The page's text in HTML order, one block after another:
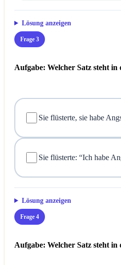
Lösung anzeigen
Frage 3
Aufgabe: Welcher Satz steht
Sie flüsterte, sie habe
Sie flüsterte: “Ich habe
Lösung anzeigen
Frage 4
Aufgabe: Welcher Satz steht